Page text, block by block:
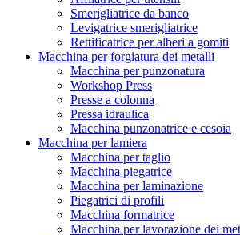
Smerigliatrice da banco
Levigatrice smerigliatrice
Rettificatrice per alberi a gomiti
Macchina per forgiatura dei metalli
Macchina per punzonatura
Workshop Press
Presse a colonna
Pressa idraulica
Macchina punzonatrice e cesoia
Macchina per lamiera
Macchina per taglio
Macchina piegatrice
Macchina per laminazione
Piegatrici di profili
Macchina formatrice
Macchina per lavorazione dei